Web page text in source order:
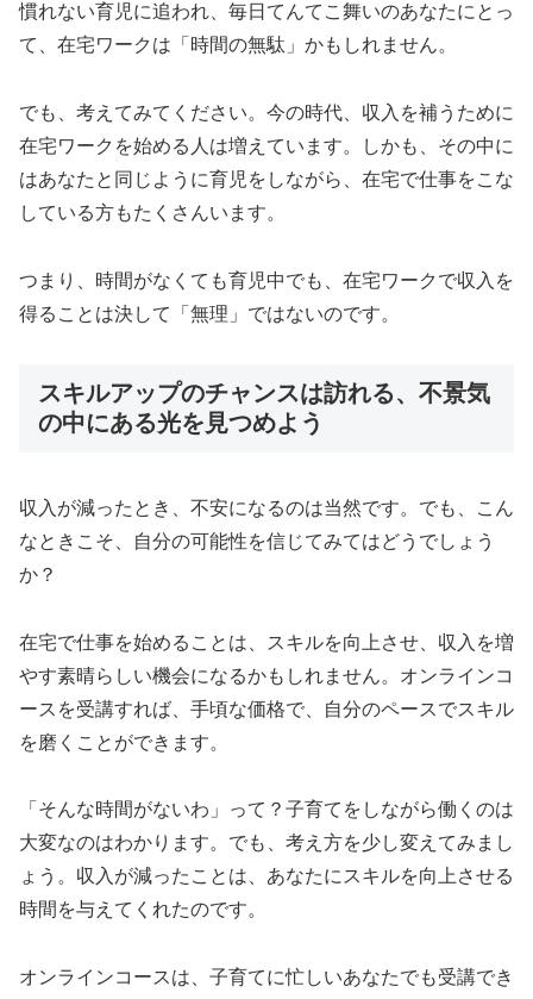
慣れない育児に追われ、毎日てんてこ舞いのあなたにとっ
て、在宅ワークは「時間の無駄」かもしれません。
でも、考えてみてください。今の時代、収入を補うために
在宅ワークを始める人は増えています。しかも、その中に
はあなたと同じように育児をしながら、在宅で仕事をこな
している方もたくさんいます。
つまり、時間がなくても育児中でも、在宅ワークで収入を
得ることは決して「無理」ではないのです。
スキルアップのチャンスは訪れる、不景気
の中にある光を見つめよう
収入が減ったとき、不安になるのは当然です。でも、こん
なときこそ、自分の可能性を信じてみてはどうでしょう
か？
在宅で仕事を始めることは、スキルを向上させ、収入を増
やす素晴らしい機会になるかもしれません。オンラインコ
ースを受講すれば、手頃な価格で、自分のペースでスキル
を磨くことができます。
「そんな時間がないわ」って？子育てをしながら働くのは
大変なのはわかります。でも、考え方を少し変えてみまし
ょう。収入が減ったことは、あなたにスキルを向上させる
時間を与えてくれたのです。
オンラインコースは、子育てに忙しいあなたでも受講でき